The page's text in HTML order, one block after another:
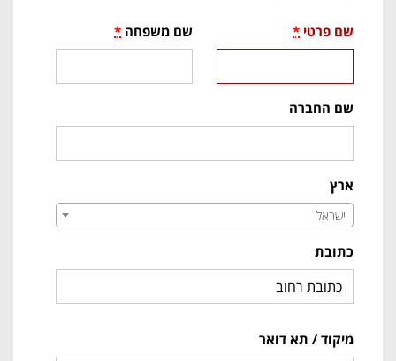
שם פרטי * שם משפחה *
שם החברה
ארץ
ישראל
כתובת
מיקוד / תא דואר